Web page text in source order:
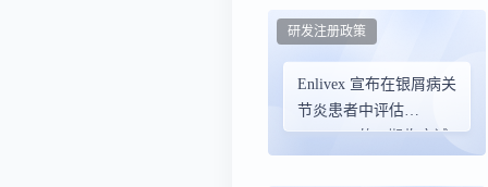
Enlivex 宣布在银屑病关
节炎患者中评估
Allocetra 的 I 期临床试
研发注册政策